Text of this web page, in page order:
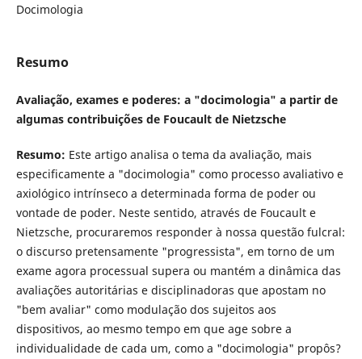
Docimologia
Resumo
Avaliação, exames e poderes: a "docimologia" a partir de
algumas contribuições de Foucault de Nietzsche
Resumo: Este artigo analisa o tema da avaliação, mais
especificamente a "docimologia" como processo avaliativo e
axiológico intrínseco a determinada forma de poder ou
vontade de poder. Neste sentido, através de Foucault e
Nietzsche, procuraremos responder à nossa questão fulcral:
o discurso pretensamente "progressista", em torno de um
exame agora processual supera ou mantém a dinâmica das
avaliações autoritárias e disciplinadoras que apostam no
"bem avaliar" como modulação dos sujeitos aos
dispositivos, ao mesmo tempo em que age sobre a
individualidade de cada um, como a "docimologia" propôs?